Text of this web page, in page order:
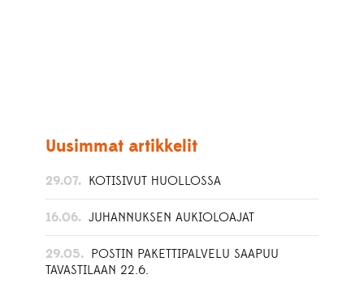
Uusimmat artikkelit
29.07. KOTISIVUT HUOLLOSSA
16.06. JUHANNUKSEN AUKIOLOAJAT
29.05. POSTIN PAKETTIPALVELU SAAPUU
TAVASTILAAN 22.6.